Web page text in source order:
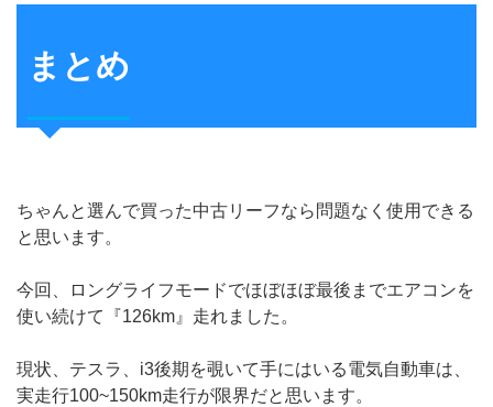
まとめ
ちゃんと選んで買った中古リーフなら問題なく使用できる
と思います。
今回、ロングライフモードでほぼほぼ最後までエアコンを
使い続けて『126km』走れました。
現状、テスラ、i3後期を覗いて手にはいる電気自動車は、
実走行100~150km走行が限界だと思います。